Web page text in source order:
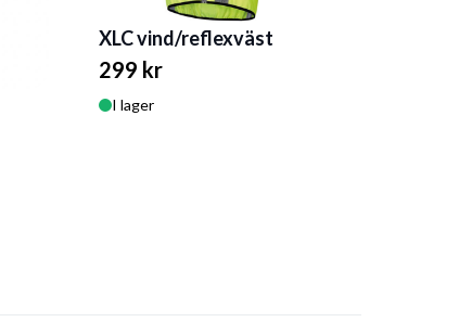
XLC vind/reflexväst
299 kr
I lager